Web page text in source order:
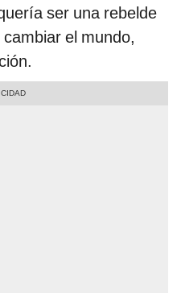
ser una rebelde
el mundo,